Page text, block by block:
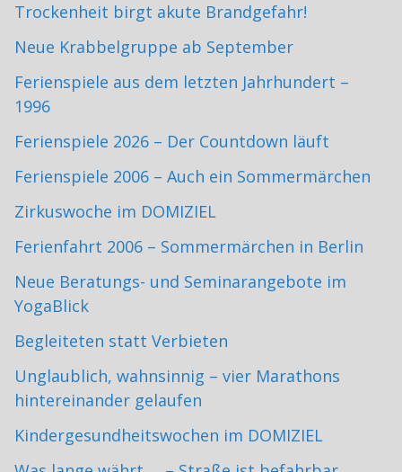
Trockenheit birgt akute Brandgefahr!
Neue Krabbelgruppe ab September
Ferienspiele aus dem letzten Jahrhundert –
1996
Ferienspiele 2026 – Der Countdown läuft
Ferienspiele 2006 – Auch ein Sommermärchen
Zirkuswoche im DOMIZIEL
Ferienfahrt 2006 – Sommermärchen in Berlin
Neue Beratungs- und Seminarangebote im
YogaBlick
Begleiteten statt Verbieten
Unglaublich, wahnsinnig – vier Marathons
hintereinander gelaufen
Kindergesundheitswochen im DOMIZIEL